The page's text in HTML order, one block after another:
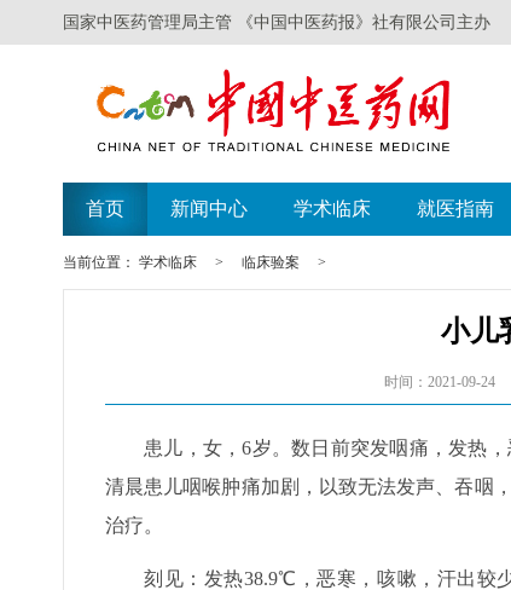
国家中医药管理局主管 《中国中医药报》社有限公司主办
首页 新闻中心 学术临床 就医指南
当前位置： 学术临床 > 临床验案 >
小儿
时间：2021-09-24
患儿，女，6岁。数日前突发咽痛，发热
清晨患儿咽喉肿痛加剧，以致无法发声、吞咽
治疗。
刻见：发热38.9℃，恶寒，咳嗽，汗出较